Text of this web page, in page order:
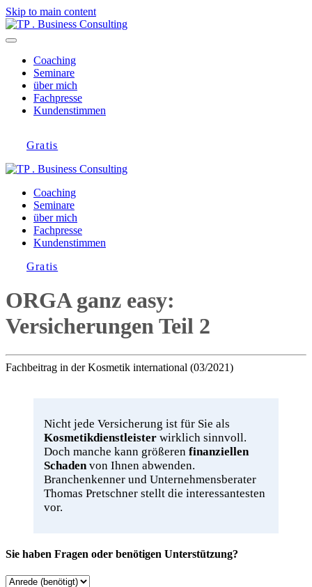
Skip to main content
Coaching
Seminare
über mich
Fachpresse
Kundenstimmen
Gratis
Coaching
Seminare
über mich
Fachpresse
Kundenstimmen
Gratis
ORGA ganz easy:
Versicherungen Teil 2
Fachbeitrag in der Kosmetik international (03/2021)
Nicht jede Versicherung ist für Sie als
Kosmetikdienstleister wirklich sinnvoll.
Doch manche kann größeren finanziellen
Schadenvon Ihnen abwenden.
Branchenkenner und Unternehmensberater
Thomas Pretschner stellt die interessantesten
vor.
Sie haben Fragen oder benötigen Unterstützung?